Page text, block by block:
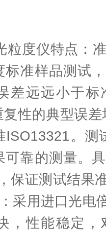
度仪特点：
标准样品测试
差远远小于标
复性的典型误
ISO13321。测
可靠的测量。
保证测试结果
采用进口光电
，性能稳定，